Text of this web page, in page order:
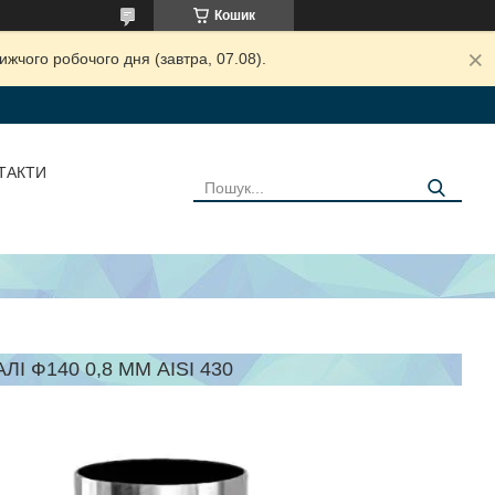
Кошик
робочого дня (завтра, 07.08).
Ф140 0,8 ММ AISI 430